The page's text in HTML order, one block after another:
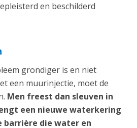
en beschilderd
grondiger is en niet
een muurinjectie, moet de
Men freest dan sleuven in
een nieuwe waterkering
barrière die water en